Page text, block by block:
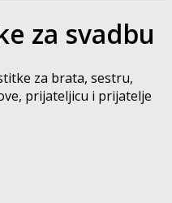
za svadbu
za brata, sestru,
prijateljicu i prijatelje